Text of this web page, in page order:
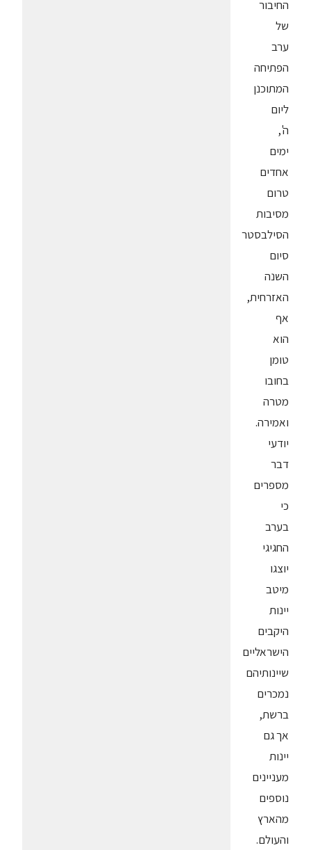
החיבור
של
ערב
הפתיחה
המתוכנן
ליום
ה',
ימים
אחדים
טרום
מסיבות
הסילבסטר
סיום
השנה
האזרחית,
אף
הוא
טומן
בחובו
מטרה
ואמירה.
יודעי
דבר
מספרים
כי
בערב
החגיגי
יוצגו
מיטב
יינות
היקבים
הישראליים
שיינותיהם
נמכרים
ברשת,
אך גם
יינות
מעניינים
נוספים
מהארץ
והעולם.